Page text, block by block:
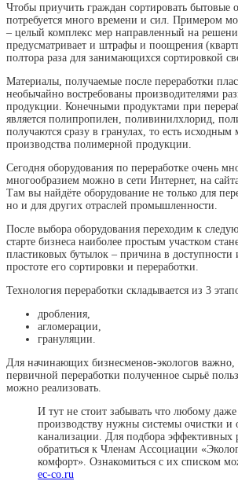
Чтобы приучить граждан сортировать бытовые
потребуется много времени и сил. Примером
– целый комплекс мер направленный на
предусматривает и штрафы и поощрения
полтора раза для занимающихся сортировкой
Материалы, получаемые после переработки
необычайно востребованы производителями
продукции. Конечными продуктами при
является полипропилен, поливинилхлорид,
получаются сразу в гранулах, то есть исходным
производства полимерной продукции.
Сегодня оборудования по переработке очень
многообразием можно в сети Интернет, на
Там вы найдёте оборудование не только для
но и для других отраслей промышленности.
После выбора оборудования переходим к
старте бизнеса наиболее простым участком
пластиковых бутылок – причина в доступности
простоте его сортировки и переработки.
Технология переработки складывается из 3
дробления,
агломерации,
грануляции.
Для начинающих бизнесменов-экологов важно,
первичной переработки полученное сырьё
можно реализовать.
И тут не стоит забывать что любому
производству нужны системы очистки и
канализации. Для подбора эффективных
обратиться к Членам Ассоциации
комфорт». Ознакомиться с их списком
ec-co.ru